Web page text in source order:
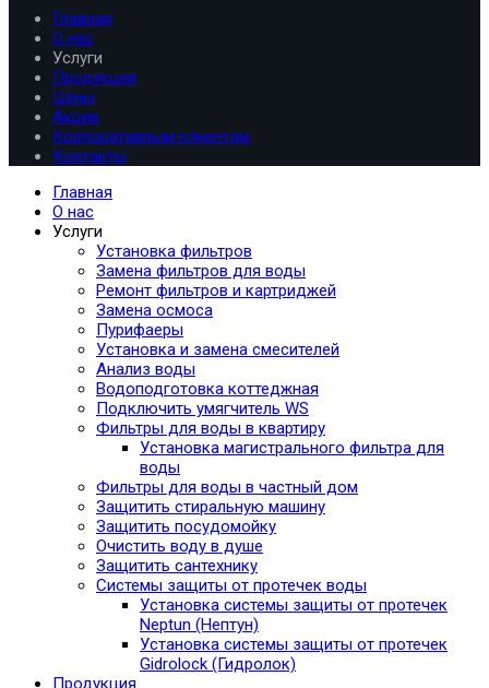
Главная
О нас
Услуги
Продукция
Цены
Акции
Корпоративным клиентам
Контакты
Главная
О нас
Услуги
Установка фильтров
Замена фильтров для воды
Ремонт фильтров и картриджей
Замена осмоса
Пурифаеры
Установка и замена смесителей
Анализ воды
Водоподготовка коттеджная
Подключить умягчитель WS
Фильтры для воды в квартиру
Установка магистрального фильтра для
воды
Фильтры для воды в частный дом
Защитить стиральную машину
Защитить посудомойку
Очистить воду в душе
Защитить сантехнику
Системы защиты от протечек воды
Установка системы защиты от протечек
Neptun (Нептун)
Установка системы защиты от протечек
Gidrolock (Гидролок)
Продукция